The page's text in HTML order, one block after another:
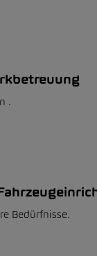
.
Bedürfnisse.